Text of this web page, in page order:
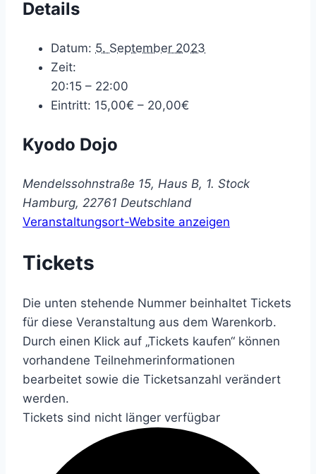
Details
Datum: 5. September 2023
Zeit:
20:15 – 22:00
Eintritt: 15,00€ – 20,00€
Kyodo Dojo
Mendelssohnstraße 15, Haus B, 1. Stock
Hamburg, 22761 Deutschland
Veranstaltungsort-Website anzeigen
Tickets
Die unten stehende Nummer beinhaltet Tickets
für diese Veranstaltung aus dem Warenkorb.
Durch einen Klick auf „Tickets kaufen“ können
vorhandene Teilnehmerinformationen
bearbeitet sowie die Ticketsanzahl verändert
werden.
Tickets sind nicht länger verfügbar